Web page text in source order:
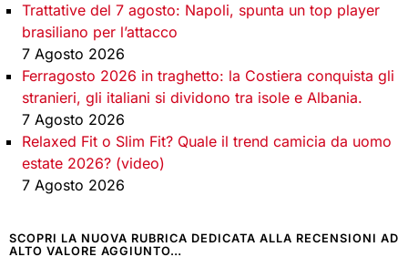
Trattative del 7 agosto: Napoli, spunta un top player
brasiliano per l’attacco
7 Agosto 2026
Ferragosto 2026 in traghetto: la Costiera conquista gli
stranieri, gli italiani si dividono tra isole e Albania.
7 Agosto 2026
Relaxed Fit o Slim Fit? Quale il trend camicia da uomo
estate 2026? (video)
7 Agosto 2026
SCOPRI LA NUOVA RUBRICA DEDICATA ALLA RECENSIONI AD
ALTO VALORE AGGIUNTO…